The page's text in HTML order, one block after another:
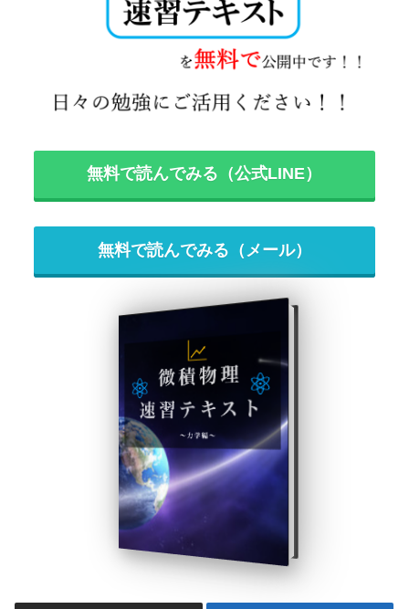
無料で読んでみる（公式LINE）
無料で読んでみる（メール）